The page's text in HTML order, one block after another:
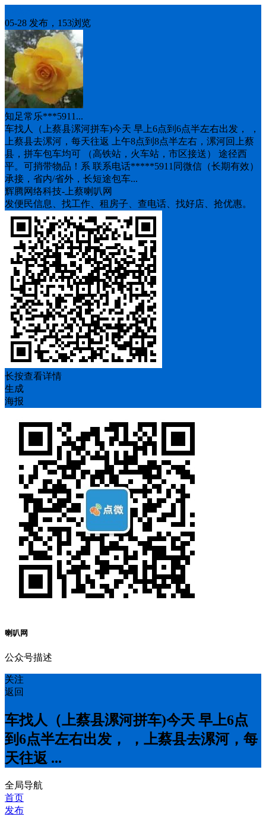
05-28 发布，153浏览
知足常乐***5911...
车找人（上蔡县漯河拼车)今天 早上6点到6点半左右出发， ，
上蔡县去漯河，每天往返 上午8点到8点半左右，漯河回上蔡
县，拼车包车均可 （高铁站，火车站，市区接送） 途径西
平。可捎带物品！系 联系电话*****5911同微信（长期有效）
承接，省内/省外，长短途包车...
辉腾网络科技-上蔡喇叭网
发便民信息、找工作、租房子、查电话、找好店、抢优惠。
长按查看详情
生成
海报
喇叭网
公众号描述
关注
返回
车找人（上蔡县漯河拼车)今天 早上6点
到6点半左右出发， ，上蔡县去漯河，每
天往返 ...
全局导航
首页
发布